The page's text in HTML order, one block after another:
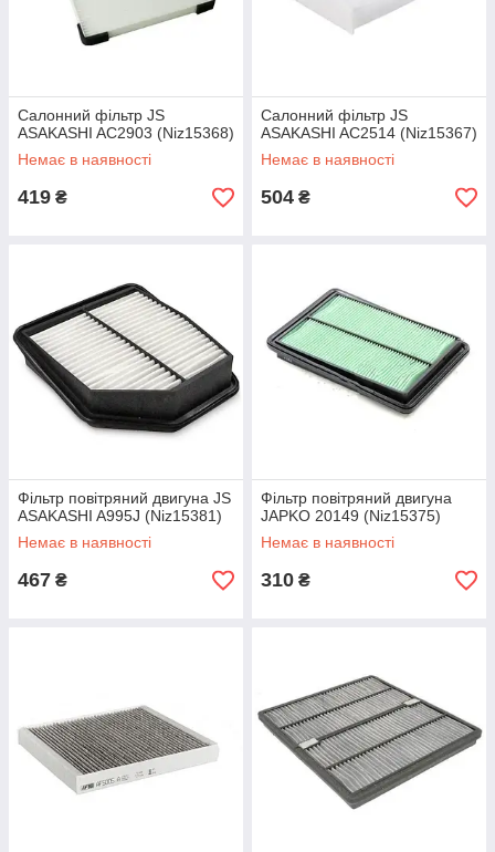
Салонний фільтр JS
ASAKASHI AC2903 (Niz15368)
Немає в наявності
419 ₴
Салонний фільтр JS
ASAKASHI AC2514 (Niz15367)
Немає в наявності
504 ₴
Фільтр повітряний двигуна JS
ASAKASHI A995J (Niz15381)
Немає в наявності
467 ₴
Фільтр повітряний двигуна
JAPKO 20149 (Niz15375)
Немає в наявності
310 ₴